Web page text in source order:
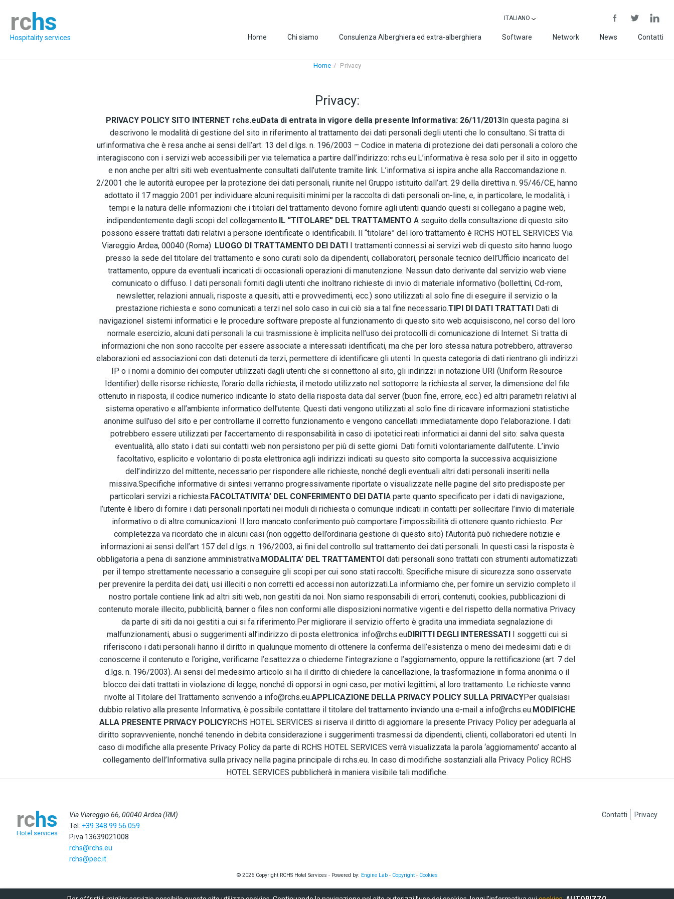
rchs
Hospitality services
ITALIANO
Home Chi siamo Consulenza Alberghiera ed extra-alberghiera Software Network News Contatti
Home Privacy
Privacy:
PRIVACY POLICY SITO INTERNET rchs.euData di entrata in vigore della presente Informativa: 26/11/2013 In questa pagina si
descrivono le modalità di gestione del sito in riferimento al trattamento dei dati personali degli utenti che lo consultano. Si tratta di
un’informativa che è resa anche ai sensi dell’art. 13 del d.lgs. n. 196/2003 – Codice in materia di protezione dei dati personali a coloro che
interagiscono con i servizi web accessibili per via telematica a partire dall’indirizzo: rchs.eu.L’informativa è resa solo per il sito in oggetto
e non anche per altri siti web eventualmente consultati dall’utente tramite link. L’informativa si ispira anche alla Raccomandazione n.
2/2001 che le autorità europee per la protezione dei dati personali, riunite nel Gruppo istituito dall’art. 29 della direttiva n. 95/46/CE, hanno
adottato il 17 maggio 2001 per individuare alcuni requisiti minimi per la raccolta di dati personali on-line, e, in particolare, le modalità, i
tempi e la natura delle informazioni che i titolari del trattamento devono fornire agli utenti quando questi si collegano a pagine web,
indipendentemente dagli scopi del collegamento. IL “TITOLARE” DEL TRATTAMENTO A seguito della consultazione di questo sito
possono essere trattati dati relativi a persone identificate o identificabili. Il “titolare” del loro trattamento è RCHS HOTEL SERVICES Via
Viareggio Ardea, 00040 (Roma) . LUOGO DI TRATTAMENTO DEI DATI
I trattamenti connessi ai servizi web di questo sito hanno luogo
presso la sede del titolare del trattamento e sono curati solo da dipendenti, collaboratori, personale tecnico dell’Ufficio incaricato del
trattamento, oppure da eventuali incaricati di occasionali operazioni di manutenzione. Nessun dato derivante dal servizio web viene
comunicato o diffuso. I dati personali forniti dagli utenti che inoltrano richieste di invio di materiale informativo (bollettini, Cd-rom,
newsletter, relazioni annuali, risposte a quesiti, atti e provvedimenti, ecc.) sono utilizzati al solo fine di eseguire il servizio o la
prestazione richiesta e sono comunicati a terzi nel solo caso in cui ciò sia a tal fine necessario.TIPI DI DATI TRATTATI
Dati di
navigazioneI sistemi informatici e le procedure software preposte al funzionamento di questo sito web acquisiscono, nel corso del loro
normale esercizio, alcuni dati personali la cui trasmissione è implicita nell’uso dei protocolli di comunicazione di Internet. Si tratta di
informazioni che non sono raccolte per essere associate a interessati identificati, ma che per loro stessa natura potrebbero, attraverso
elaborazioni ed associazioni con dati detenuti da terzi, permettere di identificare gli utenti. In questa categoria di dati rientrano gli indirizzi
IP o i nomi a dominio dei computer utilizzati dagli utenti che si connettono al sito, gli indirizzi in notazione URI (Uniform Resource
Identifier) delle risorse richieste, l’orario della richiesta, il metodo utilizzato nel sottoporre la richiesta al server, la dimensione del file
ottenuto in risposta, il codice numerico indicante lo stato della risposta data dal server (buon fine, errore, ecc.) ed altri parametri relativi al
sistema operativo e all’ambiente informatico dell’utente. Questi dati vengono utilizzati al solo fine di ricavare informazioni statistiche
anonime sull’uso del sito e per controllarne il corretto funzionamento e vengono cancellati immediatamente dopo l’elaborazione. I dati
potrebbero essere utilizzati per l’accertamento di responsabilità in caso di ipotetici reati informatici ai danni del sito: salva questa
eventualità, allo stato i dati sui contatti web non persistono per più di sette giorni. Dati forniti volontariamente dall’utente. L’invio
facoltativo, esplicito e volontario di posta elettronica agli indirizzi indicati su questo sito comporta la successiva acquisizione
dell’indirizzo del mittente, necessario per rispondere alle richieste, nonché degli eventuali altri dati personali inseriti nella
missiva.Specifiche informative di sintesi verranno progressivamente riportate o visualizzate nelle pagine del sito predisposte per
particolari servizi a richiesta. FACOLTATIVITA’ DEL CONFERIMENTO DEI DATI A parte quanto specificato per i dati di navigazione,
l’utente è libero di fornire i dati personali riportati nei moduli di richiesta o comunque indicati in contatti per sollecitare l’invio di materiale
informativo o di altre comunicazioni. Il loro mancato conferimento può comportare l’impossibilità di ottenere quanto richiesto. Per
completezza va ricordato che in alcuni casi (non oggetto dell’ordinaria gestione di questo sito) l’Autorità può richiedere notizie e
informazioni ai sensi dell’art 157 del d.lgs. n. 196/2003, ai fini del controllo sul trattamento dei dati personali. In questi casi la risposta è
obbligatoria a pena di sanzione amministrativa. MODALITA’ DEL TRATTAMENTO I dati personali sono trattati con strumenti automatizzati
per il tempo strettamente necessario a conseguire gli scopi per cui sono stati raccolti. Specifiche misure di sicurezza sono osservate
per prevenire la perdita dei dati, usi illeciti o non corretti ed accessi non autorizzati.La informiamo che, per fornire un servizio completo il
nostro portale contiene link ad altri siti web, non gestiti da noi. Non siamo responsabili di errori, contenuti, cookies, pubblicazioni di
contenuto morale illecito, pubblicità, banner o files non conformi alle disposizioni normative vigenti e del rispetto della normativa Privacy
da parte di siti da noi gestiti a cui si fa riferimento.Per migliorare il servizio offerto è gradita una immediata segnalazione di
malfunzionamenti, abusi o suggerimenti all’indirizzo di posta elettronica: info@rchs.euDIRITTI DEGLI INTERESSATI
I soggetti cui si
riferiscono i dati personali hanno il diritto in qualunque momento di ottenere la conferma dell’esistenza o meno dei medesimi dati e di
conoscerne il contenuto e l’origine, verificarne l’esattezza o chiederne l’integrazione o l’aggiornamento, oppure la rettificazione (art. 7 del
d.lgs. n. 196/2003). Ai sensi del medesimo articolo si ha il diritto di chiedere la cancellazione, la trasformazione in forma anonima o il
blocco dei dati trattati in violazione di legge, nonché di opporsi in ogni caso, per motivi legittimi, al loro trattamento. Le richieste vanno
rivolte al Titolare del Trattamento scrivendo a info@rchs.eu.APPLICAZIONE DELLA PRIVACY POLICY SULLA PRIVACYPer qualsiasi
dubbio relativo alla presente Informativa, è possibile contattare il titolare del trattamento inviando una e-mail a info@rchs.eu. MODIFICHE
ALLA PRESENTE PRIVACY POLICYRCHS HOTEL SERVICES si riserva il diritto di aggiornare la presente Privacy Policy per adeguarla al
diritto sopravveniente, nonché tenendo in debita considerazione i suggerimenti trasmessi da dipendenti, clienti, collaboratori ed utenti. In
caso di modifiche alla presente Privacy Policy da parte di RCHS HOTEL SERVICES verrà visualizzata la parola ‘aggiornamento’ accanto al
collegamento dell’Informativa sulla privacy nella pagina principale di rchs.eu. In caso di modifiche sostanziali alla Privacy Policy RCHS
HOTEL SERVICES pubblicherà in maniera visibile tali modifiche.
rchs
Hotel services
Via Viareggio 66, 00040 Ardea (RM)
Tel. +39 348.99.56.059
P.iva 13639021008
rchs@rchs.eu
rchs@pec.it
Contatti Privacy
© 2026 Copyright RCHS Hotel Services - Powered by: Engine Lab- Copyright- Cookies